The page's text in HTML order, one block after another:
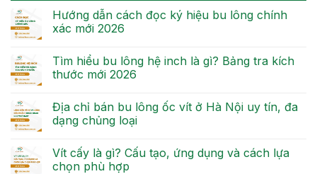
Hướng dẫn cách đọc ký hiệu bu lông chính
xác mới 2026
Tìm hiểu bu lông hệ inch là gì? Bảng tra kích
thước mới 2026
Địa chỉ bán bu lông ốc vít ở Hà Nội uy tín, đa
dạng chủng loại
Vít cấy là gì? Cấu tạo, ứng dụng và cách lựa
chọn phù hợp